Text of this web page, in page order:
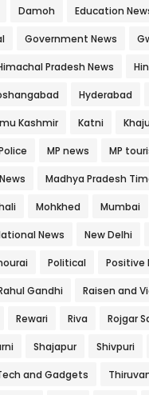
Damoh Education
Government News
Pradesh News
Hyderabad
Kashmir Katni
MP news MP
Madhya Pradesh
Mohkhed Mumbai
News New Delhi
Political Positive
Gandhi Raisen and
Rewari Riva Rojgar
Shajapur Shivpuri
and Gadgets